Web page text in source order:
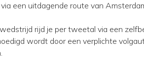
een uitdagende route van
rijd je per tweetal via een
wordt door een verplichte